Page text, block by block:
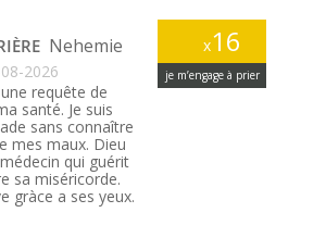
x16
je m’engage à prier
Nehemie
2026
requête de
santé. Je suis
sans connaître
mes maux. Dieu
qui guérit
sa miséricorde.
gràce a ses yeux.